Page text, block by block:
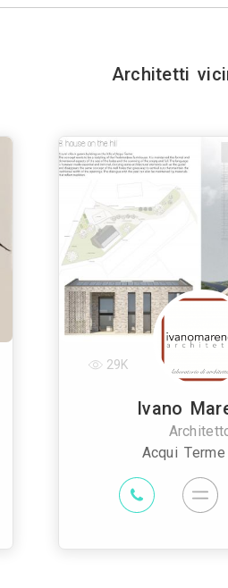
Architetti
Ivano
Acqui
29K